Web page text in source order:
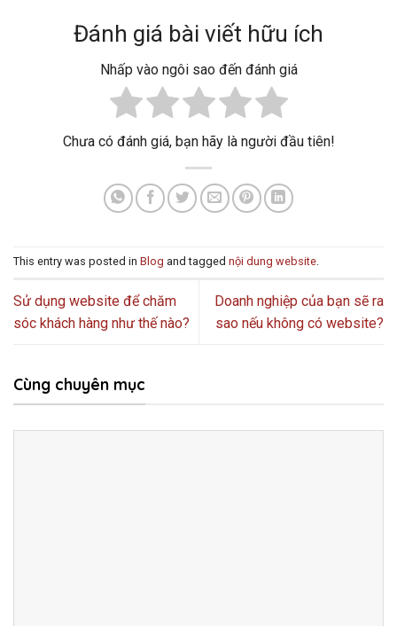
Đánh giá bài viết hữu ích
Nhấp vào ngôi sao đến đánh giá
Chưa có đánh giá, bạn hãy là người đầu tiên!
This entry was posted in Blog and tagged nội dung website
Sử dụng website để chăm
sóc khách hàng như thế nào?
Doanh nghiệp của bạn sẽ ra
sao nếu không có website?
Cùng chuyên mục